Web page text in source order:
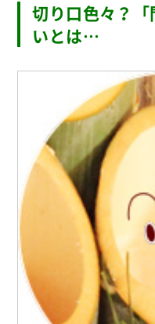
切り口色々？
いとは…